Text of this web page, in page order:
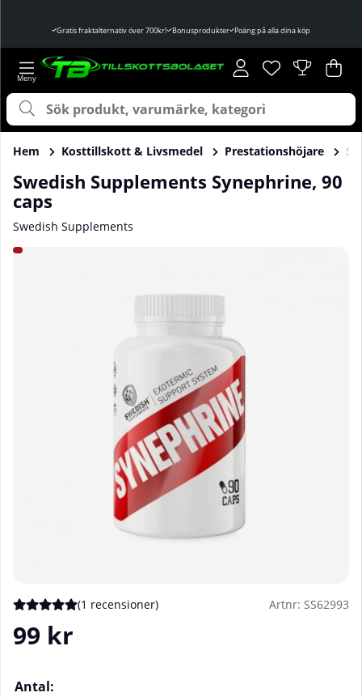
Gratis fraktalternativ över 700kr! Bonusprodukter Poäng på alla dina köp
Önskelista
Antal i
. .
Hem Kosttillskott & Livsmedel Prestationshöjare
Swedish Supplements Synephrine, 90
caps
Swedish Supplements
Produktbilder Swedish Supplements Synephrine, 90 caps
Medelbetyg 5 av 5 Antal betyg 1
(1 recensioner) Artnr: SS62993
99 kr
Antal: